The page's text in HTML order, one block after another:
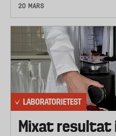
20 MARS
LABORATORIETEST
Mixat